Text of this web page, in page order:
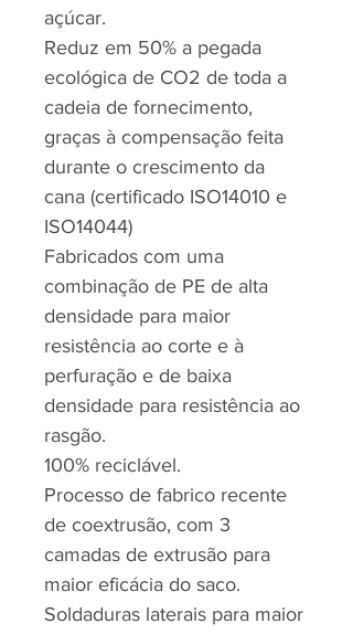
açúcar.
Reduz em 50% a pegada
ecológica de CO2 de toda a
cadeia de fornecimento,
graças à compensação feita
durante o crescimento da
cana (certificado ISO14010 e
ISO14044)
Fabricados com uma
combinação de PE de alta
densidade para maior
resistência ao corte e à
perfuração e de baixa
densidade para resistência ao
rasgão.
100% reciclável.
Processo de fabrico recente
de coextrusão, com 3
camadas de extrusão para
maior eficácia do saco.
Soldaduras laterais para maior